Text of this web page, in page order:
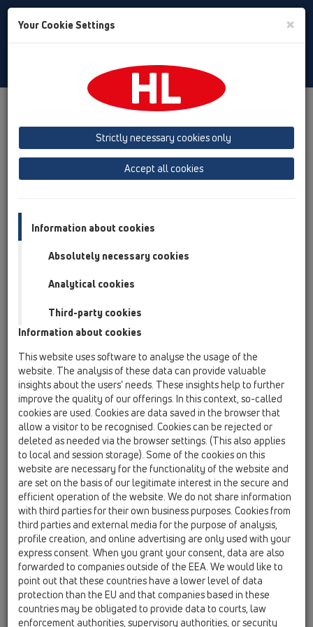
Toggle
Обзор продукта
16 Канализационные затворы
защита
16 Канализационные затворы / Вспомогательные
детали / HL01031D
запахозапирающей заслонки
HL01033D
16 Канализационные затворы / Вспомогательные
материалы/Противопожарная защита / Запасные
детали / HL01033D
Уплотнительная прокладка для
запахозапирающей заслонки
HL01062D
16 Канализационные затворы / Вспомогательные
материалы/Противопожарная защита / Запасные
детали / HL01062D
Губчатая прокладка DN50
HL01077D
16 Канализационные затворы / Вспомогательные
материалы/Противопожарная защита / Запасные
детали / HL01077D
Уплотнительная прокладка для
Your Cookie Settings ×
Strictly necessary cookies only
Accept all cookies
Information about cookies
Absolutely necessary cookies
Analytical cookies
Third-party cookies
Information about cookies
This website uses software to analyse the usage of the
website. The analysis of these data can provide valuable
insights about the users’ needs. These insights help to further
improve the quality of our offerings. In this context, so-called
cookies are used. Cookies are data saved in the browser that
allow a visitor to be recognised. Cookies can be rejected or
deleted as needed via the browser settings. (This also applies
to local and session storage). Some of the cookies on this
website are necessary for the functionality of the website and
are set on the basis of our legitimate interest in the secure and
efficient operation of the website. We do not share information
with third parties for their own business purposes. Cookies from
third parties and external media for the purpose of analysis,
profile creation, and online advertising are only used with your
express consent. When you grant your consent, data are also
forwarded to companies outside of the EEA. We would like to
point out that these countries have a lower level of data
protection than the EU and that companies based in these
countries may be obligated to provide data to courts, law
enforcement authorities, supervisory authorities, or security